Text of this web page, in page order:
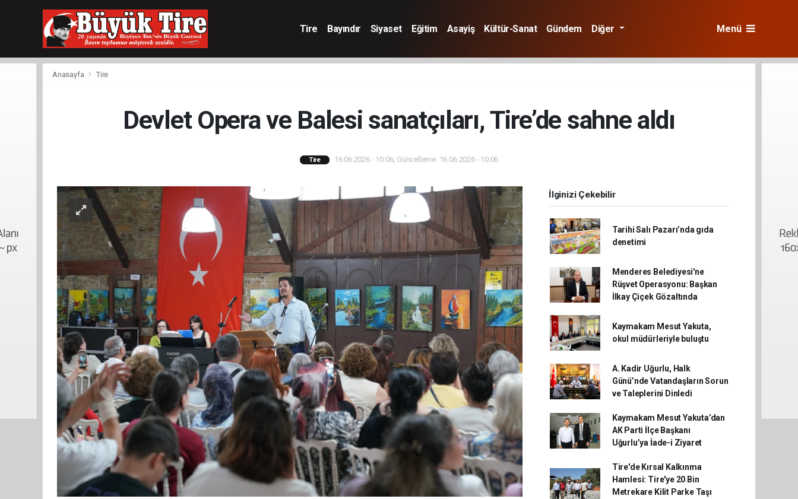
Tire Bayındır Siyaset Eğitim Asayiş Kültür-Sanat Gündem Diğer Menü
Anasayfa Tire
Devlet Opera ve Balesi sanatçıları, Tire’de sahne aldı
Tire 16.06.2026 - 10:06, Güncelleme: 16.06.2026 - 10:06
İlginizi Çekebilir
Tarihi Salı Pazarı’nda gıda
denetimi
Menderes Belediyesi'ne
Rüşvet Operasyonu: Başkan
İlkay Çiçek Gözaltında
Kaymakam Mesut Yakuta,
okul müdürleriyle buluştu
A. Kadir Uğurlu, Halk
Günü’nde Vatandaşların Sorun
ve Taleplerini Dinledi
Kaymakam Mesut Yakuta’dan
AK Parti İlçe Başkanı
Uğurlu’ya İade-i Ziyaret
Tire'de Kırsal Kalkınma
Hamlesi: Tire'ye 20 Bin
Metrekare Kilit Parke Taşı